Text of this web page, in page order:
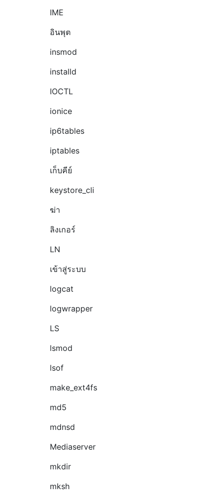
IME
อินพุต
insmod
installd
IOCTL
ionice
ip6tables
iptables
เก็บคีย์
keystore_cli
ฆ่า
ลิงเกอร์
LN
เข้าสู่ระบบ
logcat
logwrapper
LS
lsmod
lsof
make_ext4fs
md5
mdnsd
Mediaserver
mkdir
mksh